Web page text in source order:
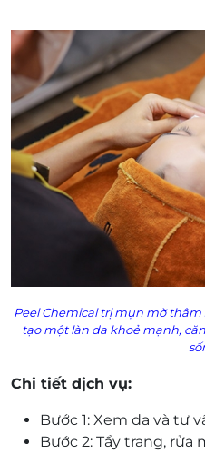
Peel Chemical trị mụn mờ thâm
tạo một làn da khoẻ mạnh,
Chi tiết dịch vụ:
Bước 1: Xem da và tư
Bước 2: Tẩy trang, rửa